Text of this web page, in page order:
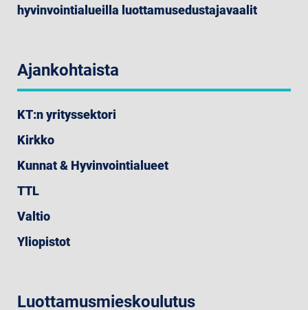
hyvinvointialueilla luottamusedustajavaalit
Ajankohtaista
KT:n yrityssektori
Kirkko
Kunnat & Hyvinvointialueet
TTL
Valtio
Yliopistot
Luottamusmieskoulutus